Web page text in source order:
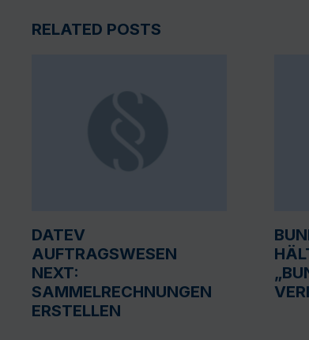
RELATED POSTS
DATEV
AUFTRAGSWESEN
NEXT:
SAMMELRECHNUNGEN
ERSTELLEN